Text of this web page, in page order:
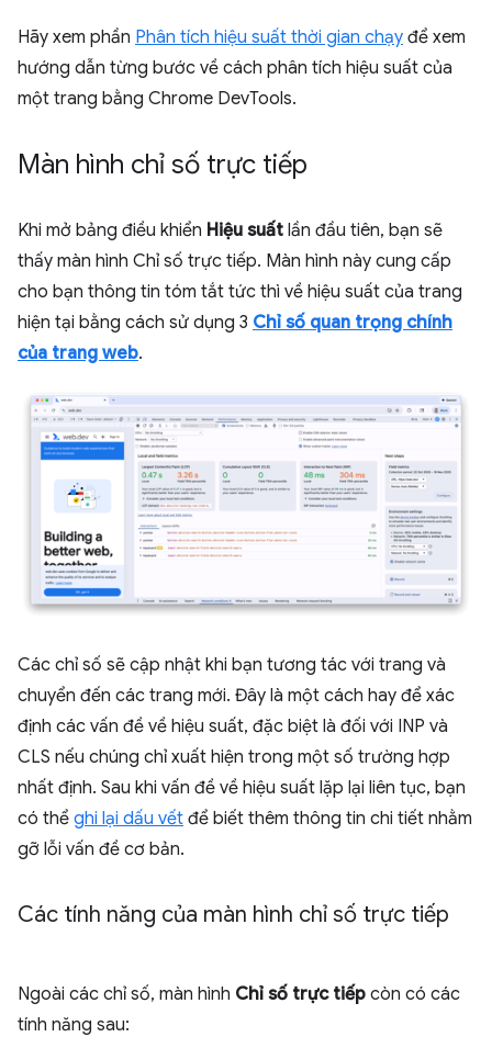
Hãy xem phần Phân tích hiệu suất thời gian chạy để xem
hướng dẫn từng bước về cách phân tích hiệu suất của
một trang bằng Chrome DevTools.
Màn hình chỉ số trực tiếp
Khi mở bảng điều khiển Hiệu suất lần đầu tiên, bạn sẽ
thấy màn hình Chỉ số trực tiếp. Màn hình này cung cấp
cho bạn thông tin tóm tắt tức thì về hiệu suất của trang
hiện tại bằng cách sử dụng 3 Chỉ số quan trọng chính
của trang web.
Các chỉ số sẽ cập nhật khi bạn tương tác với trang và
chuyển đến các trang mới. Đây là một cách hay để xác
định các vấn đề về hiệu suất, đặc biệt là đối với INP và
CLS nếu chúng chỉ xuất hiện trong một số trường hợp
nhất định. Sau khi vấn đề về hiệu suất lặp lại liên tục, bạn
có thể ghi lại dấu vết để biết thêm thông tin chi tiết nhằm
gỡ lỗi vấn đề cơ bản.
Các tính năng của màn hình chỉ số trực tiếp
Ngoài các chỉ số, màn hình Chỉ số trực tiếp còn có các
tính năng sau: